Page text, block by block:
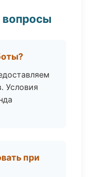
вопросы
Условия
при